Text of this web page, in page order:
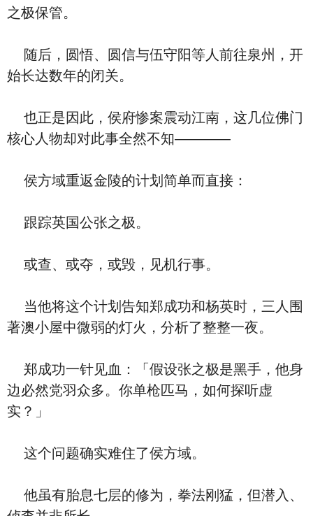
之极保管。
随后，圆悟、圆信与伍守阳等人前往泉州，开
始长达数年的闭关。
也正是因此，侯府惨案震动江南，这几位佛门
核心人物却对此事全然不知————
侯方域重返金陵的计划简单而直接：
跟踪英国公张之极。
或查、或夺，或毁，见机行事。
当他将这个计划告知郑成功和杨英时，三人围
著澳小屋中微弱的灯火，分析了整整一夜。
郑成功一针见血：「假设张之极是黑手，他身
边必然党羽众多。你单枪匹马，如何探听虚
实？」
这个问题确实难住了侯方域。
他虽有胎息七层的修为，拳法刚猛，但潜入、